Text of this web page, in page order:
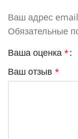
Ваш адрес email
Обязательные
Ваша оценка *
Ваш отзыв *